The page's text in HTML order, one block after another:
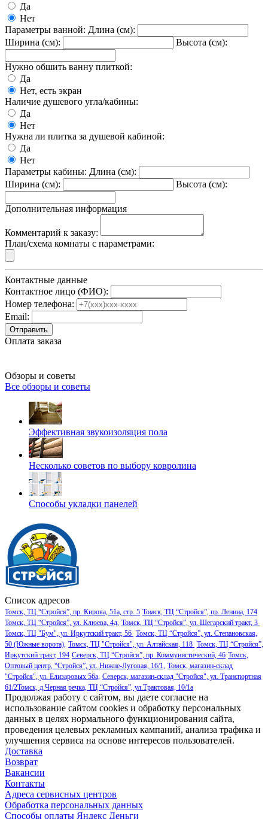
Да
Нет
Параметры ванной: Длина (см):
Ширина (см):
Высота (см):
Нужно обшить ванну плиткой:
Да
Нет, есть экран
Наличие душевого угла/кабины:
Да
Нет
Нужна ли плитка за душевой кабиной:
Да
Нет
Параметры кабины: Длина (см):
Ширина (см):
Высота (см):
Дополнительная информация
Комментарий к заказу:
План/схема комнаты с параметрами:
Контактные данные
Контактное лицо (ФИО):
Номер телефона:
Email:
Отправить
Оплата заказа
Обзоры и советы
Все обзоры и советы
Эффективная звукоизоляция пола
Несколько советов по выбору ковролина
Способы укладки панелей
Список адресов
Томск, ТЦ “Стройся”, пр. Кирова, 51а, стр. 5 Томск, ТЦ “Стройся”, пр. Ленина, 174
Томск, ТЦ “Стройся”, ул. Клюева, 4д, Томск, ТЦ “Стройся”, ул. Шегарский тракт, 3
Томск, ТЦ "Бум", ул. Иркутский тракт, 56 Томск, ТЦ “Стройся”, ул. Степановская,
50 (Южные ворота), Томск, ТЦ "Стройся", ул. Алтайская, 118 Томск, ТЦ “Стройся”,
Иркутский тракт, 194 Северск, ТЦ “Стройся”, пр. Коммунистический, 46 Томск,
Оптовый центр, “Стройся”, ул. Нижне-Луговая, 16/1, Томск, магазин-склад
"Стройся", ул. Елизаровых 56а, Северск, магазин-склад "Стройся", ул. Транспортная
61/2Томск, д.Черная речка, ТЦ “Стройся”, ул.Трактовая, 10/1а
Продолжая работу с сайтом, вы даете согласие на
использование сайтом cookies и обработку персональных
данных в целях нормального функционирования сайта,
проведения целевых рекламных кампаний, анализа трафика и
улучшения сервиса на основе интересов пользователей.
Доставка
Возврат
Вакансии
Контакты
Адреса сервисных центров
Обработка персональных данных
Способы оплаты Яндекс Деньги